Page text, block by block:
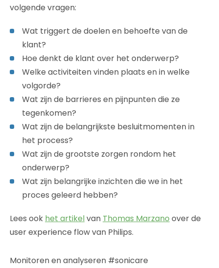
volgende vragen:
Wat triggert de doelen en behoefte van de
klant?
Hoe denkt de klant over het onderwerp?
Welke activiteiten vinden plaats en in welke
volgorde?
Wat zijn de barrieres en pijnpunten die ze
tegenkomen?
Wat zijn de belangrijkste besluitmomenten in
het process?
Wat zijn de grootste zorgen rondom het
onderwerp?
Wat zijn belangrijke inzichten die we in het
proces geleerd hebben?
Lees ook het artikelvan Thomas Marzano over de
user experience flow van Philips.
Monitoren en analyseren #sonicare